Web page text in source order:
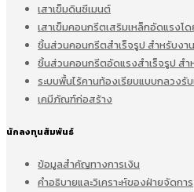
เสาเข็มดินซีเมนต์
เสาเข็มคอนกรีตเสริมเหล็กอัดแรงโด
ชิ้นส่วนคอนกรีตสำเร็จรูป สำหรับงา
ชิ้นส่วนคอนกรีตอัดแรงสำเร็จรูป ส
ระบบพื้นไร้คานท้องเรียบแบบกลวงรั
เคมีภัณฑ์ก่อสร้าง
นักลงทุนสัมพันธ์
ข้อมูลสำคัญทางการเงิน
คำอธิบายและวิเคราะห์ของฝ่ายจัดการ